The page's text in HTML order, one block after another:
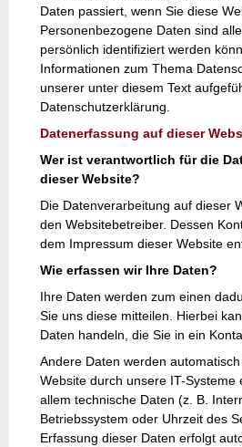
Daten passiert, wenn Sie diese
Personenbezogene Daten sind
persönlich identifiziert werden
Informationen zum Thema
unserer unter diesem Text
Datenschutzerklärung.
Datenerfassung auf dieser
Wer ist verantwortlich für die
dieser Website?
Die Datenverarbeitung auf dieser
den Websitebetreiber. Dessen
dem Impressum dieser Website
Wie erfassen wir Ihre Daten?
Ihre Daten werden zum einen
Sie uns diese mitteilen. Hierbei
Daten handeln, die Sie in ein
Andere Daten werden
Website durch unsere IT-Systeme
allem technische Daten (z. B.
Betriebssystem oder Uhrzeit des
Erfassung dieser Daten erfolgt